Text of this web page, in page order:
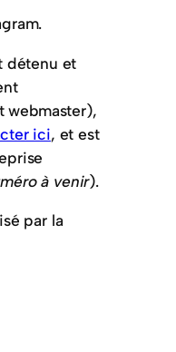
détenu et
webmaster),
ici, et est
à venir).
par la